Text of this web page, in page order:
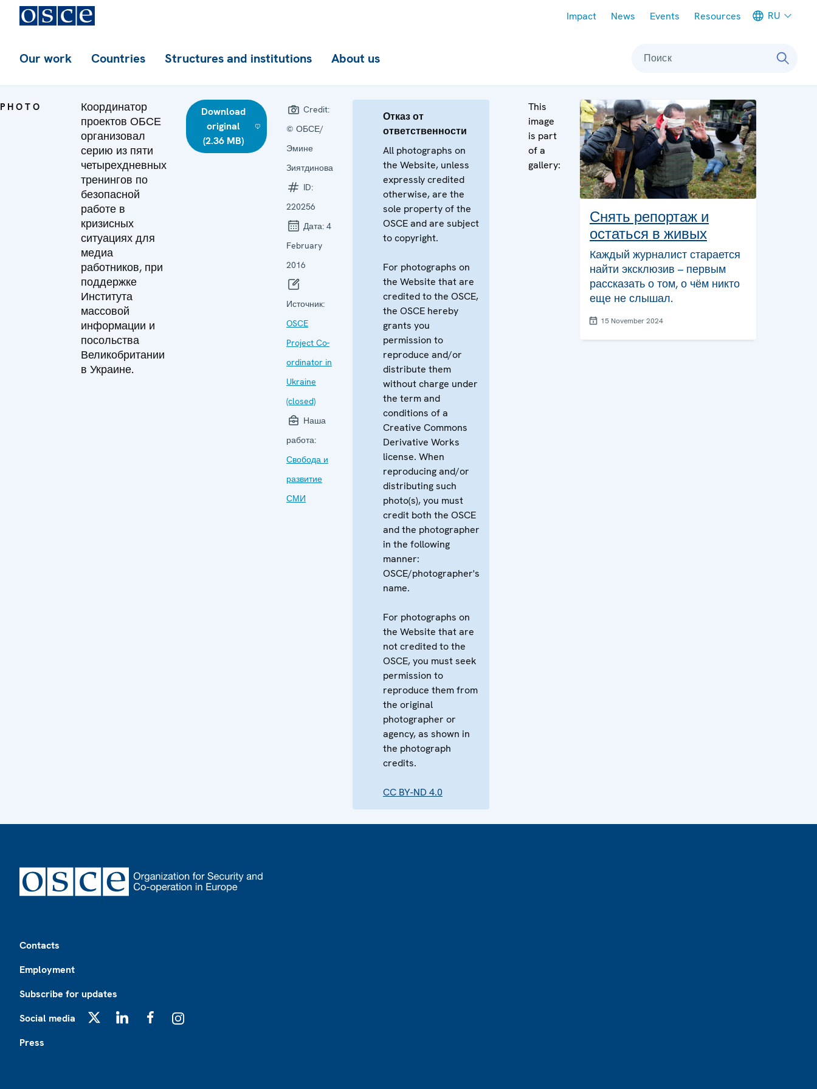
Impact News Events Resources RU
Our work Countries Structures and institutions About us Поиск
PHOTO
Координатор
проектов ОБСЕ
организовал
серию из пяти
четырехдневных
тренингов по
безопасной
работе в
кризисных
ситуациях для
медиа
работников, при
поддержке
Института
массовой
информации и
посольства
Великобритании
в Украине.
Download
original
(2.36 MB)
Credit:
© ОБСЕ/
Эмине
Зиятдинова
ID:
220256
Дата: 4
February
2016
Источник:
OSCE
Project Co-
ordinator in
Ukraine
(closed)
Наша
работа:
Свобода и
развитие
СМИ
Отказ от
ответственности
All photographs on
the Website, unless
expressly credited
otherwise, are the
sole property of the
OSCE and are subject
to copyright.
For photographs on
the Website that are
credited to the OSCE,
the OSCE hereby
grants you
permission to
reproduce and/or
distribute them
without charge under
the term and
conditions of a
Creative Commons
Derivative Works
license. When
reproducing and/or
distributing such
photo(s), you must
credit both the OSCE
and the photographer
in the following
manner:
OSCE/photographer's
name.
For photographs on
the Website that are
not credited to the
OSCE, you must seek
permission to
reproduce them from
the original
photographer or
agency, as shown in
the photograph
credits.
CC BY-ND 4.0
This
image
is part
of a
gallery:
Снять репортаж и
остаться в живых
Каждый журналист старается
найти эксклюзив – первым
рассказать о том, о чём никто
еще не слышал.
15 November 2024
Contacts
Employment
Subscribe for updates
Social media
Press